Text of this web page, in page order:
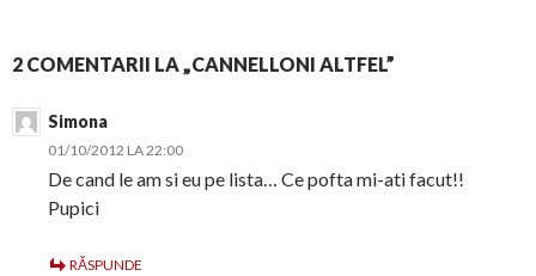
2 COMENTARII LA „CANNELLONI ALTFEL”
Simona
01/10/2012 LA 22:00
De cand le am si eu pe lista… Ce pofta mi-ati facut!!
Pupici
RĂSPUNDE